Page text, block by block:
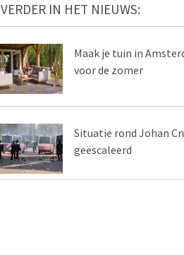
VERDER IN HET NIEUWS:
Maak je tuin in
voor de zomer
Situatie rond Johan
geëscaleerd